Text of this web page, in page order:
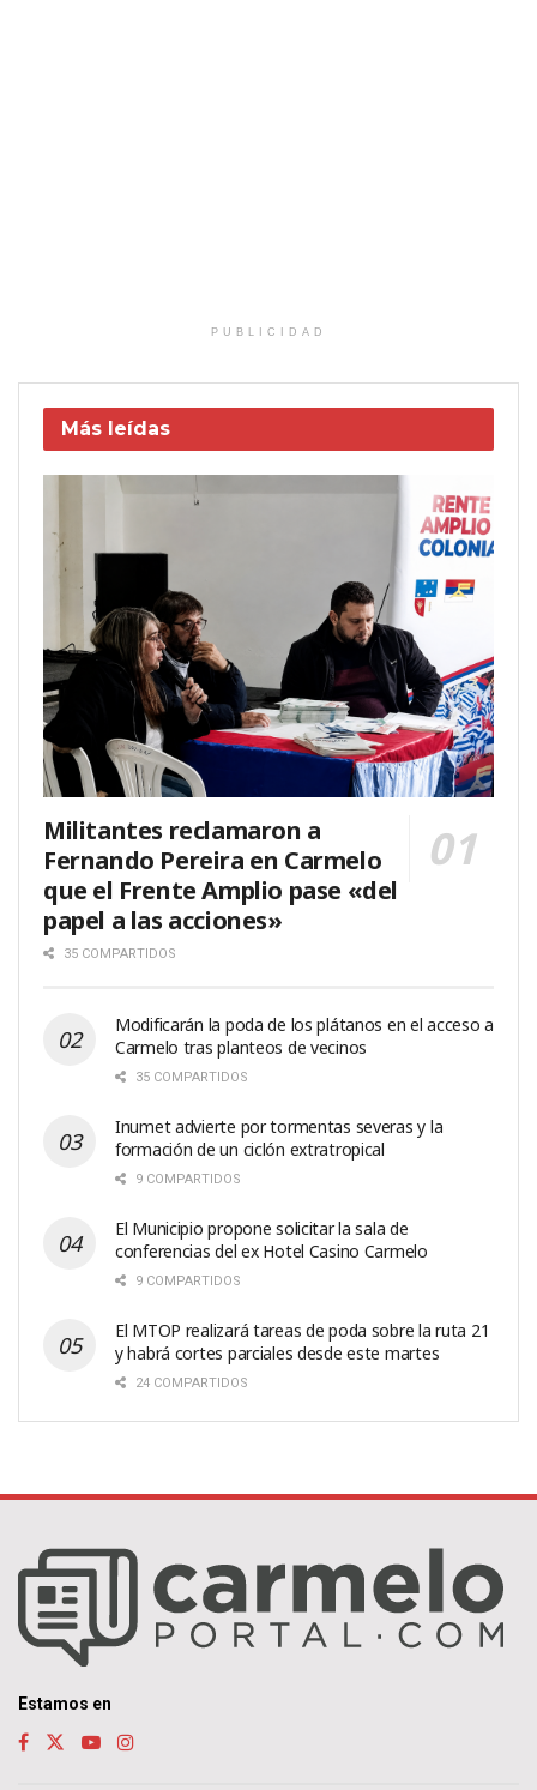
PUBLICIDAD
Más leídas
Militantes reclamaron a
Fernando Pereira en Carmelo
que el Frente Amplio pase «del
papel a las acciones»
35 COMPARTIDOS
Modificarán la poda de los plátanos en el acceso a
Carmelo tras planteos de vecinos
35 COMPARTIDOS
Inumet advierte por tormentas severas y la
formación de un ciclón extratropical
9 COMPARTIDOS
El Municipio propone solicitar la sala de
conferencias del ex Hotel Casino Carmelo
9 COMPARTIDOS
El MTOP realizará tareas de poda sobre la ruta 21
y habrá cortes parciales desde este martes
24 COMPARTIDOS
Estamos en